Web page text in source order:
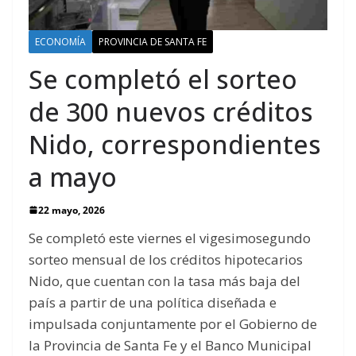
ECONOMÍA PROVINCIA DE SANTA FE
Se completó el sorteo
de 300 nuevos créditos
Nido, correspondientes
a mayo
22 mayo, 2026
Se completó este viernes el vigesimosegundo
sorteo mensual de los créditos hipotecarios
Nido, que cuentan con la tasa más baja del
país a partir de una política diseñada e
impulsada conjuntamente por el Gobierno de
la Provincia de Santa Fe y el Banco Municipal